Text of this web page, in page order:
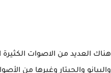
هناك العديد من الاصوات الكثيرة
والبيانو والجيتار وغيرها من